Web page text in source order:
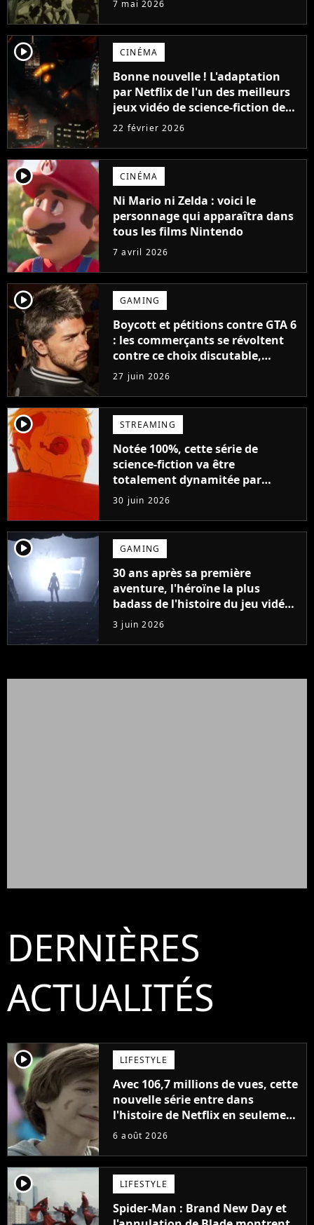
7 mai 2026
player2 CINÉMA
Bonne nouvelle ! L'adaptation
par Netflix de l'un des meilleurs
jeux vidéo de science-fiction de
tous les temps a enfin un
22 février 2026
player2 CINÉMA
Ni Mario ni Zelda : voici le
personnage qui apparaîtra dans
tous les films Nintendo
7 avril 2026
player2 GAMING
Boycott et pétitions contre GTA 6
: les commerçants se révoltent
contre ce choix discutable,
Rockstar fait déjà volte-face
27 juin 2026
player2 STREAMING
Notée 100%, cette série de
science-fiction va être
totalement dynamitée par
Netflix : dites adieu à ces
personnages
30 juin 2026
player2 GAMING
30 ans après sa première
aventure, l'héroïne la plus
badass de l'histoire du jeu vidéo
et du cinéma revient dans un
remake spectaculaire
3 juin 2026
DERNIÈRES
ACTUALITÉS
player2 LIFESTYLE
Avec 106,7 millions de vues, cette
nouvelle série entre dans
l'histoire de Netflix en seulement
48 jours
6 août 2026
player2 LIFESTYLE
Spider-Man : Brand New Day et